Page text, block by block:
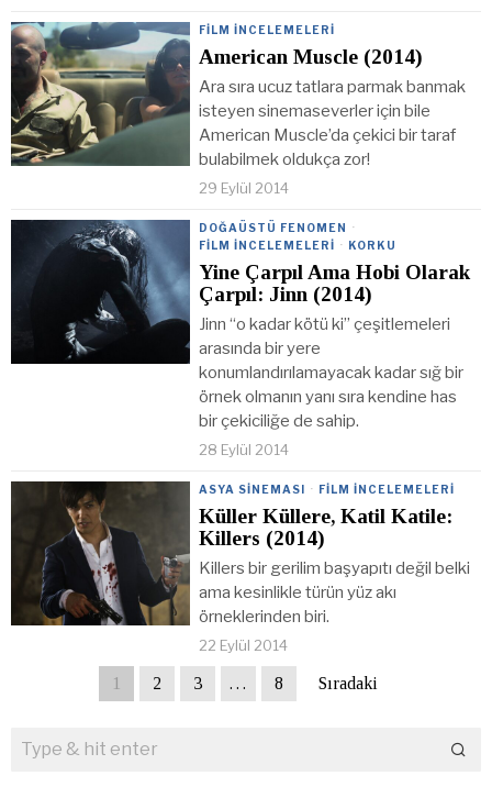
FILM İNCELEMELERI
American Muscle (2014)
Ara sıra ucuz tatlara parmak banmak
isteyen sinemaseverler için bile
American Muscle’da çekici bir taraf
bulabilmek oldukça zor!
29 Eylül 2014
DOĞAÜSTÜ FENOMEN ·
FILM İNCELEMELERI · KORKU
Yine Çarpıl Ama Hobi Olarak
Çarpıl: Jinn (2014)
Jinn “o kadar kötü ki” çeşitlemeleri
arasında bir yere
konumlandırılamayacak kadar sığ bir
örnek olmanın yanı sıra kendine has
bir çekiciliğe de sahip.
28 Eylül 2014
ASYA SINEMASI · FILM İNCELEMELERI
Küller Küllere, Katil Katile:
Killers (2014)
Killers bir gerilim başyapıtı değil belki
ama kesinlikle türün yüz akı
örneklerinden biri.
22 Eylül 2014
1 2 3 … 8 Sıradaki